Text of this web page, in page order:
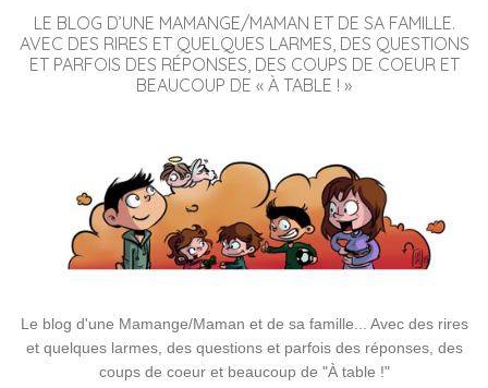
LE BLOG D’UNE MAMANGE/MAMAN ET DE SA FAMILLE.
AVEC DES RIRES ET QUELQUES LARMES, DES QUESTIONS
ET PARFOIS DES RÉPONSES, DES COUPS DE COEUR ET
BEAUCOUP DE « À TABLE ! »
Le blog d'une Mamange/Maman et de sa famille... Avec des rires
et quelques larmes, des questions et parfois des réponses, des
coups de coeur et beaucoup de "À table !"